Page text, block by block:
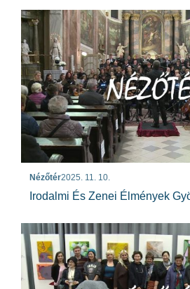
Nézőtér2025. 11. 10.
Irodalmi És Zenei Élmények